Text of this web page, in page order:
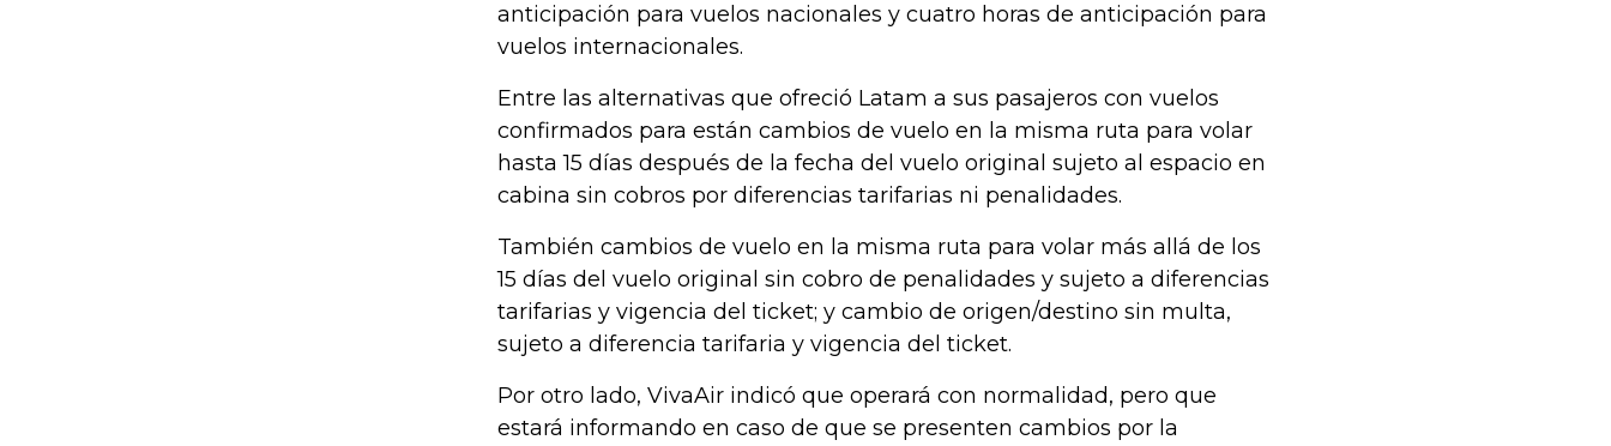
anticipación para vuelos nacionales y cuatro horas de anticipación para
vuelos internacionales.
Entre las alternativas que ofreció Latam a sus pasajeros con vuelos
confirmados para están cambios de vuelo en la misma ruta para volar
hasta 15 días después de la fecha del vuelo original sujeto al espacio en
cabina sin cobros por diferencias tarifarias ni penalidades.
También cambios de vuelo en la misma ruta para volar más allá de los
15 días del vuelo original sin cobro de penalidades y sujeto a diferencias
tarifarias y vigencia del ticket; y cambio de origen/destino sin multa,
sujeto a diferencia tarifaria y vigencia del ticket.
Por otro lado, VivaAir indicó que operará con normalidad, pero que
estará informando en caso de que se presenten cambios por la